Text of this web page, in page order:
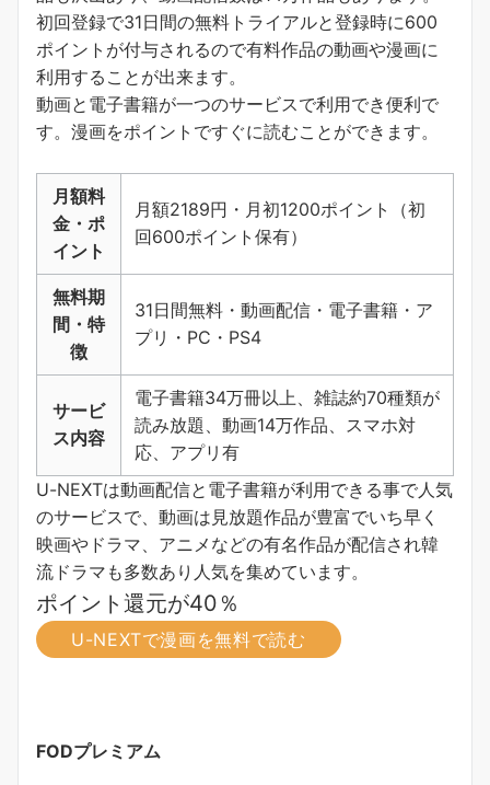
初回登録で31日間の無料トライアルと登録時に600
ポイントが付与されるので有料作品の動画や漫画に
利用することが出来ます。
動画と電子書籍が一つのサービスで利用でき便利で
す。 漫画をポイントですぐに読むことができます。
月額料
金・ポ
イント
月額2189円・月初1200ポイント（初
回600ポイント保有）
無料期
間・特
徴
31日間無料・動画配信・電子書籍・ア
プリ・PC・PS4
サービ
ス内容
電子書籍34万冊以上、雑誌約70種類が
読み放題、動画14万作品、スマホ対
応、アプリ有
U-NEXTは動画配信と電子書籍が利用できる事で人気
のサービスで、動画は見放題作品が豊富でいち早く
映画やドラマ、アニメなどの有名作品が配信され韓
流ドラマも多数あり人気を集めています。
ポイント還元が40％
U-NEXTで漫画を無料で読む
FODプレミアム